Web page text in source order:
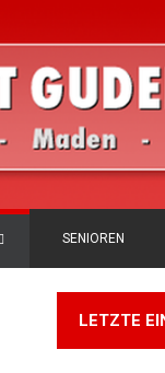
SENIOREN
LETZTE